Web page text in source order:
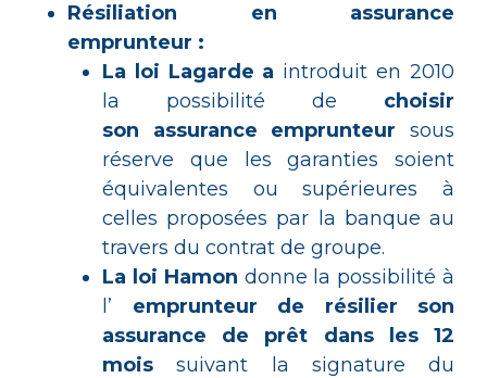
Résiliation en assurance
emprunteur :
La loi Lagarde a introduit en 2010
la possibilité de choisir
son assurance emprunteur sous
réserve que les garanties soient
équivalentes ou supérieures à
celles proposées par la banque au
travers du contrat de groupe.
La loi Hamon donne la possibilité à
l’ emprunteur de résilier son
assurance de prêt dans les 12
mois suivant la signature du